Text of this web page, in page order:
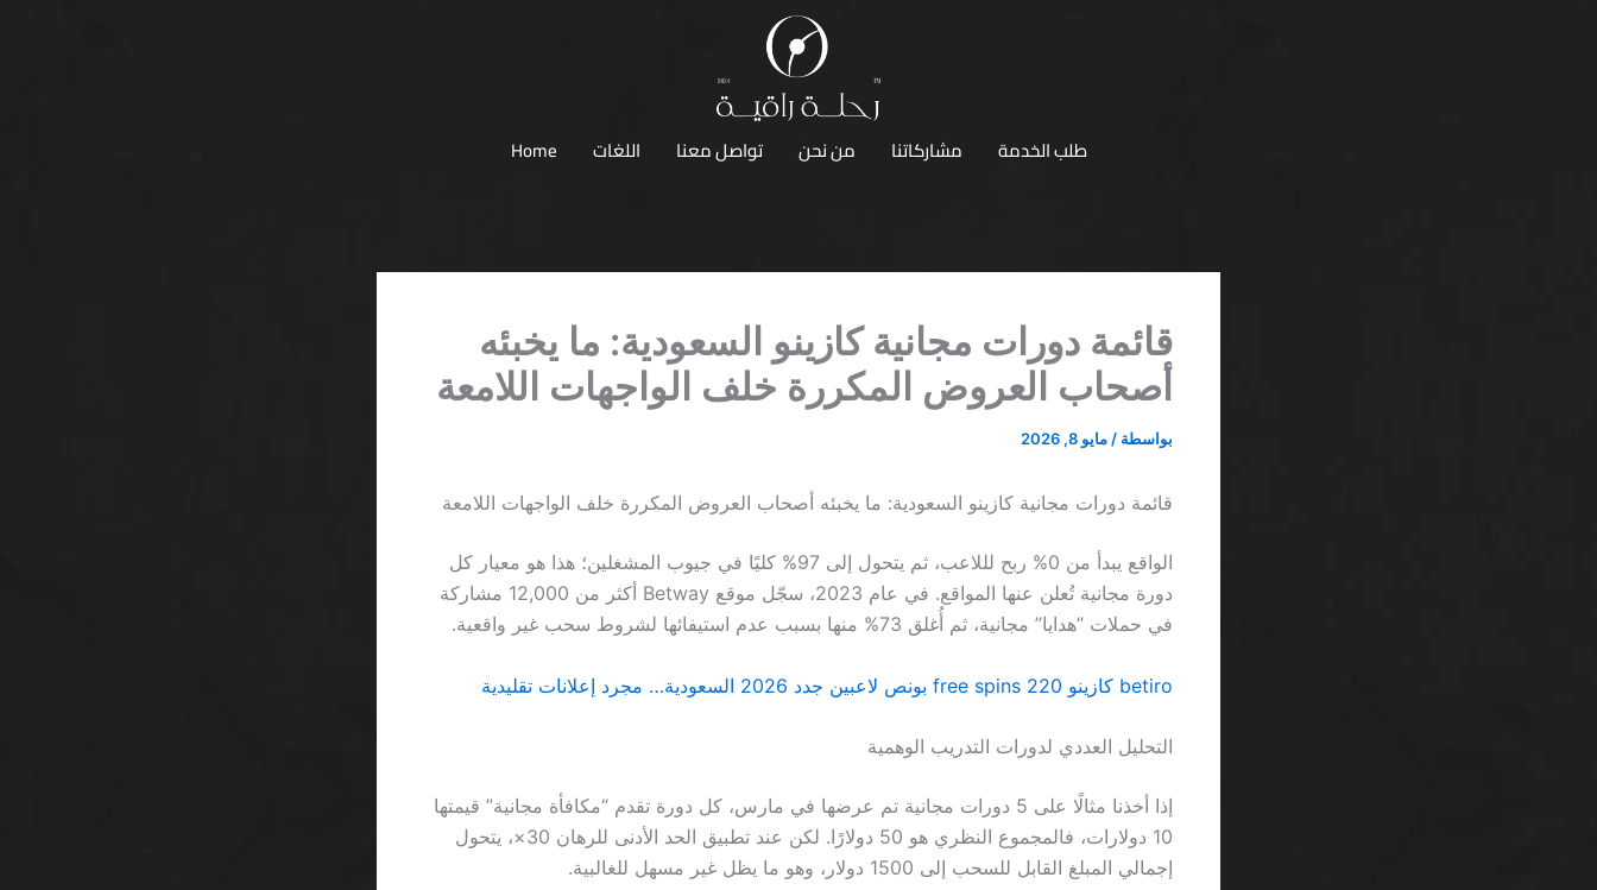
طلب الخدمة مشاركاتنا من نحن تواصل معنا اللغات Home
قائمة دورات مجانية كازينو السعودية: ما يخبئه
أصحاب العروض المكررة خلف الواجهات اللامعة
بواسطة / مايو 8, 2026
قائمة دورات مجانية كازينو السعودية: ما يخبئه أصحاب العروض المكررة خلف الواجهات اللامعة
الواقع يبدأ من 0% ربح لللاعب، ثم يتحول إلى 97% كليًا في جيوب المشغلين؛ هذا هو معيار كل
دورة مجانية تُعلن عنها المواقع. في عام 2023، سجّل موقع Betway أكثر من 12,000 مشاركة
في حملات “هدايا” مجانية، ثم أُغلق 73% منها بسبب عدم استيفائها لشروط سحب غير واقعية.
betiro كازينو 220 free spins بونص لاعبين جدد 2026 السعودية… مجرد إعلانات تقليدية
التحليل العددي لدورات التدريب الوهمية
إذا أخذنا مثالًا على 5 دورات مجانية تم عرضها في مارس، كل دورة تقدم “مكافأة مجانية” قيمتها
10 دولارات، فالمجموع النظري هو 50 دولارًا. لكن عند تطبيق الحد الأدنى للرهان 30×، يتحول
إجمالي المبلغ القابل للسحب إلى 1500 دولار، وهو ما يظل غير مسهل للغالبية.